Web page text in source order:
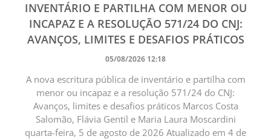
INVENTÁRIO E PARTILHA COM MENOR OU
INCAPAZ E A RESOLUÇÃO 571/24 DO CNJ:
AVANÇOS, LIMITES E DESAFIOS PRÁTICOS
05/08/2026 12:18
A nova escritura pública de inventário e partilha com
menor ou incapaz e a resolução 571/24 do CNJ:
Avanços, limites e desafios práticos Marcos Costa
Salomão, Flávia Gentil e Maria Laura Moscardini
quarta-feira, 5 de agosto de 2026 Atualizado em 4 de